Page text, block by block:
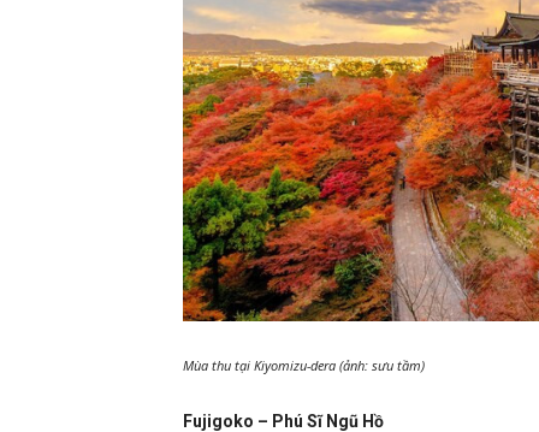
Mùa thu tại Kiyomizu-dera (ảnh: sưu tầm)
Fujigoko – Phú Sĩ Ngũ Hồ